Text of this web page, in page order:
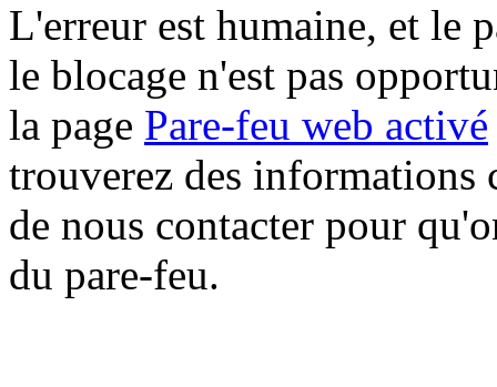
L'erreur est humaine, et le
le blocage n'est pas
la page Pare-feu web activé
trouverez des informations
de nous contacter pour
du pare-feu.